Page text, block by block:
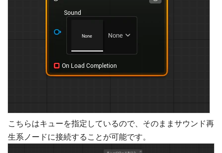
こちらはキューを指定しているので、そのままサウンド再
生系ノードに接続することが可能です。